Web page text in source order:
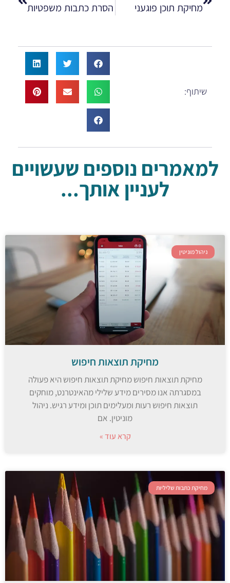
מחיקת תוכן פוגעני הסרת כתבות משפטיות
שיתוף:
למאמרים נוספים שעשויים
לעניין אותך...
ניהול מוניטין
מחיקת תוצאות חיפוש
מחיקת תוצאות חיפוש מחיקת תוצאות חיפוש היא פעולה
במסגרתה אנו מסירים מידע שלילי מהאינטרנט, מוחקים
תוצאות חיפוש רעות ומעלימים תוכן ומידע רגיש. ניהול
מוניטין. אם
קרא עוד »
מחיקת כתבות שליליות